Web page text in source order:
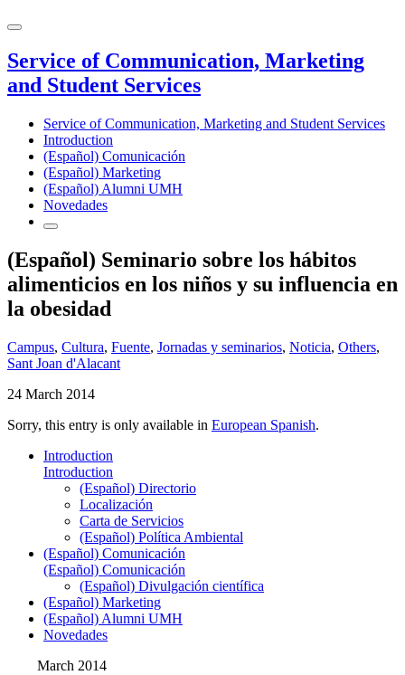
Service of Communication, Marketing
and Student Services
Service of Communication, Marketing and Student Services
Introduction
(Español) Comunicación
(Español) Marketing
(Español) Alumni UMH
Novedades
(Español) Seminario sobre los hábitos
alimenticios en los niños y su influencia en
la obesidad
Campus, Cultura, Fuente, Jornadas y seminarios, Noticia, Others,
Sant Joan d'Alacant
24 March 2014
Sorry, this entry is only available in European Spanish.
Introduction
Introduction
(Español) Directorio
Localización
Carta de Servicios
(Español) Política Ambiental
(Español) Comunicación
(Español) Comunicación
(Español) Divulgación científica
(Español) Marketing
(Español) Alumni UMH
Novedades
March 2014